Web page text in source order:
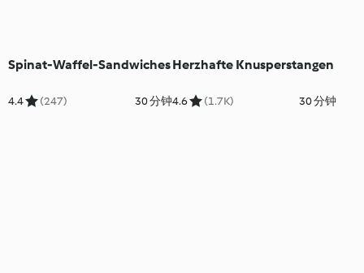
Spinat-Waffel-Sandwiches
4.4 (247) 30 分钟
Herzhafte Knusperstangen
4.6 (1.7K) 30 分钟